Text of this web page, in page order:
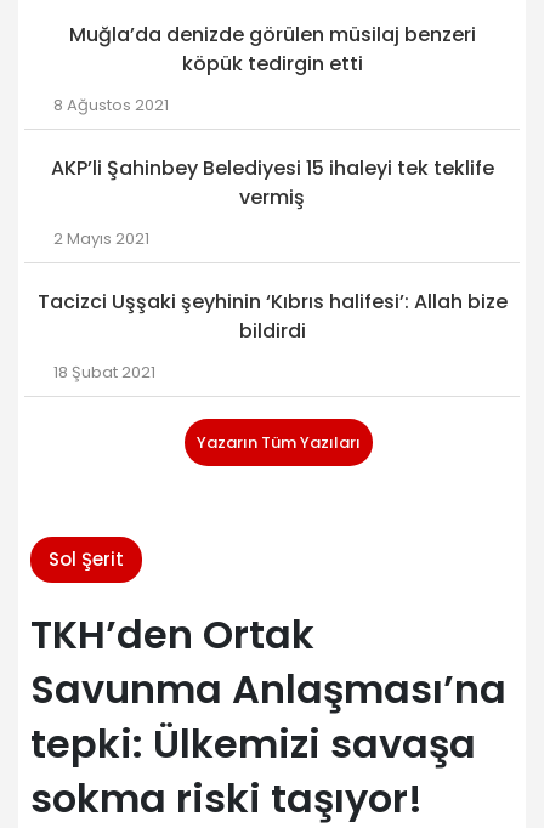
Muğla’da denizde görülen müsilaj benzeri
köpük tedirgin etti
8 Ağustos 2021
AKP’li Şahinbey Belediyesi 15 ihaleyi tek teklife
vermiş
2 Mayıs 2021
Tacizci Uşşaki şeyhinin ‘Kıbrıs halifesi’: Allah bize
bildirdi
18 Şubat 2021
Yazarın Tüm Yazıları
Sol Şerit
TKH’den Ortak
Savunma Anlaşması’na
tepki: Ülkemizi savaşa
sokma riski taşıyor!